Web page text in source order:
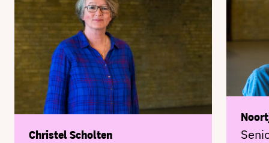
Christel Scholten